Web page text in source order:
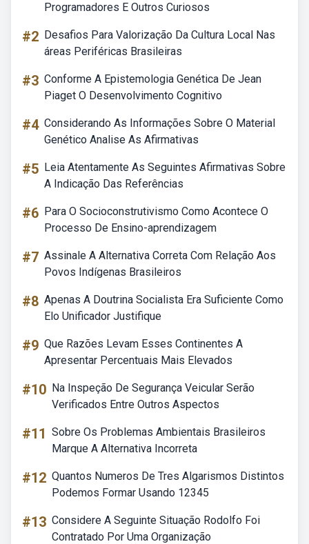
Programadores E Outros Curiosos
#2 Desafios Para Valorização Da Cultura Local Nas
áreas Periféricas Brasileiras
#3 Conforme A Epistemologia Genética De Jean
Piaget O Desenvolvimento Cognitivo
#4 Considerando As Informações Sobre O Material
Genético Analise As Afirmativas
#5 Leia Atentamente As Seguintes Afirmativas Sobre
A Indicação Das Referências
#6 Para O Socioconstrutivismo Como Acontece O
Processo De Ensino-aprendizagem
#7 Assinale A Alternativa Correta Com Relação Aos
Povos Indígenas Brasileiros
#8 Apenas A Doutrina Socialista Era Suficiente Como
Elo Unificador Justifique
#9 Que Razões Levam Esses Continentes A
Apresentar Percentuais Mais Elevados
#10 Na Inspeção De Segurança Veicular Serão
Verificados Entre Outros Aspectos
#11 Sobre Os Problemas Ambientais Brasileiros
Marque A Alternativa Incorreta
#12 Quantos Numeros De Tres Algarismos Distintos
Podemos Formar Usando 12345
#13 Considere A Seguinte Situação Rodolfo Foi
Contratado Por Uma Organização